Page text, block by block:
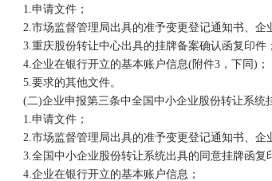
1.申请文件；
2.市场监督管理局出具的准予变更登记通知书、企
3.重庆股份转让中心出具的挂牌备案确认函复印件；
4.企业在银行开立的基本账户信息(附件3，下同)；
5.要求的其他文件。
(二)企业申报第三条中全国中小企业股份转让系统
1.申请文件；
2.市场监督管理局出具的准予变更登记通知书、企
3.全国中小企业股份转让系统出具的同意挂牌函复
4.企业在银行开立的基本账户信息；